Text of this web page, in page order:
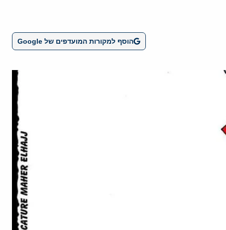
הוסף למקורות המועדפים של Google